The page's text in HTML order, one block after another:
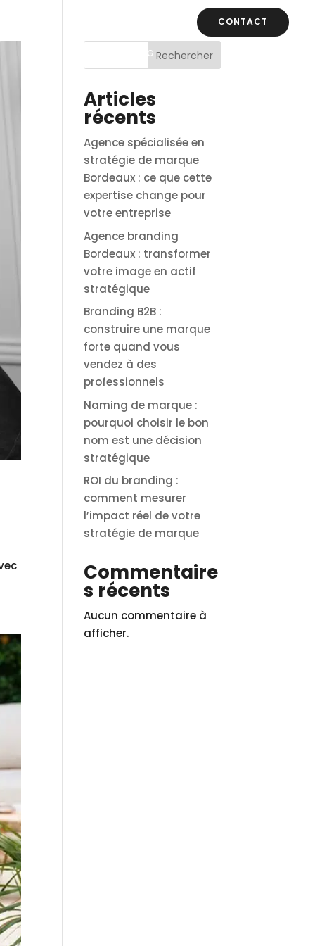
CONTACT
BLOG Rechercher
Articles
récents
Agence spécialisée en
stratégie de marque
Bordeaux : ce que cette
expertise change pour
votre entreprise
Agence branding
Bordeaux : transformer
votre image en actif
stratégique
Branding B2B :
construire une marque
forte quand vous
vendez à des
professionnels
Naming de marque :
pourquoi choisir le bon
nom est une décision
stratégique
ROI du branding :
comment mesurer
l’impact réel de votre
stratégie de marque
Commentaire
s récents
Aucun commentaire à
afficher.